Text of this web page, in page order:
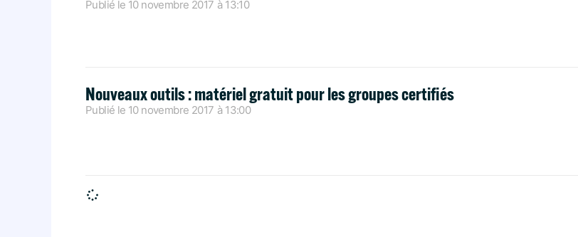
Publié le 10 novembre 2017 à 13:10
Nouveaux outils : matériel gratuit pour les groupes certifiés
Publié le 10 novembre 2017 à 13:00